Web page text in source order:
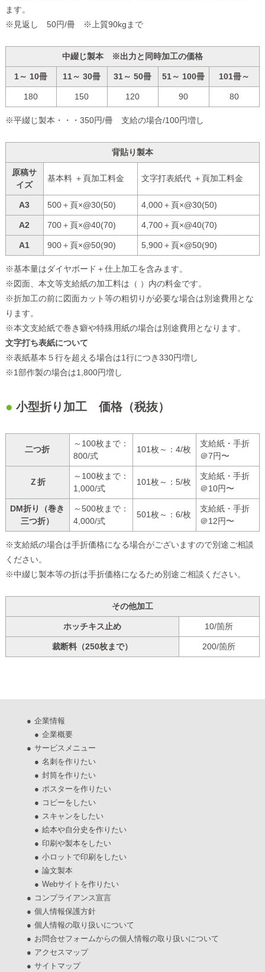
ます。
※見返し 50円/冊 ※上質90kgまで
中綴じ製本 ※出力と同時加工の価格
1～ 10冊 11～ 30冊 31～ 50冊 51～ 100冊 101冊～
180 150 120 90 80
※平綴じ製本・・・350円/冊 支給の場合/100円増し
背貼り製本
原稿サ
イズ
基本料 ＋頁加工料金 文字打表紙代 ＋頁加工料金
A3 500＋頁×@30(50) 4,000＋頁×@30(50)
A2 700＋頁×@40(70) 4,700＋頁×@40(70)
A1 900＋頁×@50(90) 5,900＋頁×@50(90)
※基本量はダイヤボード＋仕上加工を含みます。
※図面、本文等支給紙の加工料は（ ）内の料金です。
※折加工の前に図面カット等の粗切りが必要な場合は別途費用とな
ります。
※本文支給紙で巻き癖や特殊用紙の場合は別途費用となります。
文字打ち表紙について
※表紙基本５行を超える場合は1行につき330円増し
※1部作製の場合は1,800円増し
小型折り加工 価格（税抜）
二つ折
～100枚まで：
800/式
101枚～：4/枚
支給紙・手折
＠7円〜
Ｚ折
～100枚まで：
1,000/式
101枚～：5/枚
支給紙・手折
＠10円〜
DM折り（巻き
三つ折）
～500枚まで：
4,000/式
501枚～：6/枚
支給紙・手折
＠12円〜
※支給紙の場合は手折価格になる場合がございますので別途ご相談
ください。
※中綴じ製本等の折は手折価格になるため別途ご相談ください。
その他加工
ホッチキス止め 10/箇所
裁断料（250枚まで） 200/箇所
企業情報
企業概要
サービスメニュー
名刺を作りたい
封筒を作りたい
ポスターを作りたい
コピーをしたい
スキャンをしたい
絵本や自分史を作りたい
印刷や製本をしたい
小ロットで印刷をしたい
論文製本
Webサイトを作りたい
コンプライアンス宣言
個人情報保護方針
個人情報の取り扱いについて
お問合せフォームからの個人情報の取り扱いについて
アクセスマップ
サイトマップ